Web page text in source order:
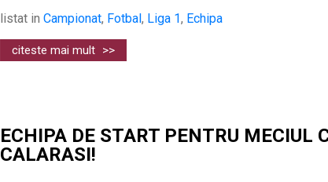
listat in Campionat, Fotbal , Liga 1, Echipa
citeste mai mult >>
ECHIPA DE START PENTRU MECIUL
CALARASI!